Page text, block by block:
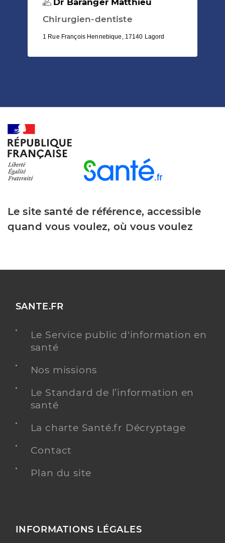
Chirurgien-dentiste
1 Rue François Hennebique, 17140 Lagord
Le site santé de référence, accessible
quand vous voulez, où vous voulez
SANTE.FR
Le Service public d'information en
santé
Nos missions
Le Standard de l’information en
santé
La charte Santé.fr Décryptage
Contact
Plan du site
INFORMATIONS LÉGALES